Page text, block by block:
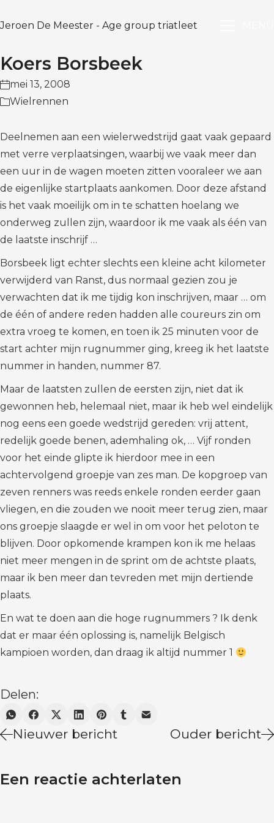
Jeroen De Meester - Age group triatleet
Koers Borsbeek
mei 13, 2008
Wielrennen
Deelnemen aan een wielerwedstrijd gaat vaak gepaard
met verre verplaatsingen, waarbij we vaak meer dan
een uur in de wagen moeten zitten vooraleer we aan
de eigenlijke startplaats aankomen. Door deze afstand
is het vaak moeilijk om in te schatten hoelang we
onderweg zullen zijn, waardoor ik me vaak als één van
de laatste inschrijf …
Borsbeek ligt echter slechts een kleine acht kilometer
verwijderd van Ranst, dus normaal gezien zou je
verwachten dat ik me tijdig kon inschrijven, maar … om
de één of andere reden hadden alle coureurs zin om
extra vroeg te komen, en toen ik 25 minuten voor de
start achter mijn rugnummer ging, kreeg ik het laatste
nummer in handen, nummer 87.
Maar de laatsten zullen de eersten zijn, niet dat ik
gewonnen heb, helemaal niet, maar ik heb wel eindelijk
nog eens een goede wedstrijd gereden: vrij attent,
redelijk goede benen, ademhaling ok, … Vijf ronden
voor het einde glipte ik hierdoor mee in een
achtervolgend groepje van zes man. De kopgroep van
zeven renners was reeds enkele ronden eerder gaan
vliegen, en die zouden we nooit meer terug zien, maar
ons groepje slaagde er wel in om voor het peloton te
blijven. Door opkomende krampen kon ik me helaas
niet meer mengen in de sprint om de achtste plaats,
maar ik ben meer dan tevreden met mijn dertiende
plaats.
En wat te doen aan die hoge rugnummers ? Ik denk
dat er maar één oplossing is, namelijk Belgisch
kampioen worden, dan draag ik altijd nummer 1
Delen:
Nieuwer bericht Ouder bericht
Een reactie achterlaten